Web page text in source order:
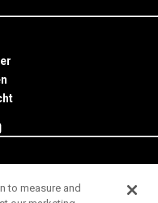
to measure and